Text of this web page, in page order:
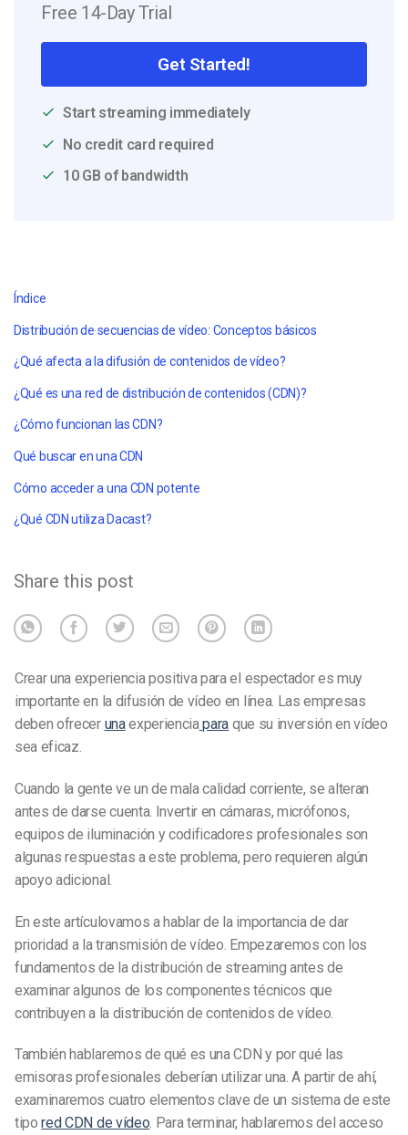
Free 14-Day Trial
Get Started!
Start streaming immediately
No credit card required
10 GB of bandwidth
Índice
Distribución de secuencias de vídeo: Conceptos básicos
¿Qué afecta a la difusión de contenidos de vídeo?
¿Qué es una red de distribución de contenidos (CDN)?
¿Cómo funcionan las CDN?
Qué buscar en una CDN
Cómo acceder a una CDN potente
¿Qué CDN utiliza Dacast?
Share this post
Crear una experiencia positiva para el espectador esmuy
importante en la difusión de vídeo en línea. Las empresas
deben ofrecer unaexperienciapara que su inversión en vídeo
sea eficaz.
Cuando la gente ve un de mala calidad corriente, se alteran
antes de darse cuenta. Invertir en cámaras, micrófonos,
equipos de iluminación y codificadores profesionales son
algunas respuestas a este problema, pero requieren algún
apoyo adicional.
En este artículovamos a hablar de la importancia de dar
prioridad a la transmisión de vídeo. Empezaremos con los
fundamentos de la distribución de streaming antes de
examinar algunos de los componentes técnicos que
contribuyen a la distribución de contenidos de vídeo.
También hablaremos de qué es una CDN y por qué las
emisoras profesionales deberían utilizar una. A partir de ahí,
examinaremos cuatro elementos clave de un sistema de este
tipored CDN de vídeo. Para terminar, hablaremos del acceso